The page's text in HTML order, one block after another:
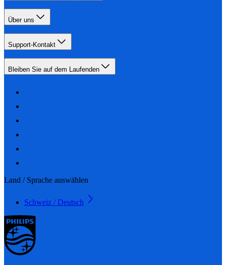
Über uns
Support-Kontakt
Bleiben Sie auf dem Laufenden
Land / Sprache auswählen
Schweiz / Deutsch